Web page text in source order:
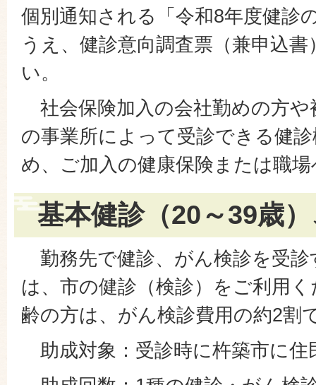
個別通知される「令和8年度健診
うえ、健診意向調査票（兼申込
い。
社会保険加入の会社勤めの方や
の事業所によって受診できる健
め、ご加入の健康保険または職
基本健診（20～39歳
勤務先で健診、がん検診を受診
は、市の健診（検診）をご利用
齢の方は、がん検診費用の約2割
助成対象：受診時に杵築市に住